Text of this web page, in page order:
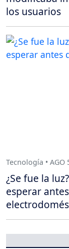
los usuarios
Tecnología • AGO
¿Se fue la
esperar